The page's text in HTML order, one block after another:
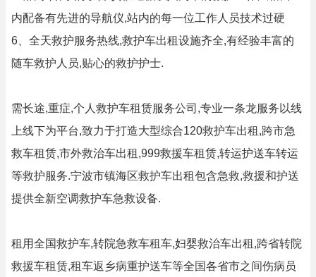
内配备有先进的导航仪,站内的每一位工作人员技术过硬
6、全天救护服务热线,救护车出租设施齐全,有经验丰富的
随车救护人员,贴心的救护护士.
需长途,重症,个人救护车租赁服务公司,专业一条龙服务以线
上线下为平台,致力于打造大型综合120救护车出租,跨市急
救车租赁,市外救治车出租,999救援车租赁,转运护送车转运
等救护服务.宁波市镇海区救护车出租包含急救,救援和护送
提供全新空调救护车急救设备.
租用全国救护车,转院急救车租车,妇婴救治车出租,跨省转院
救援车租赁,租车返乡病重护送车等全国各省市之间伤病员